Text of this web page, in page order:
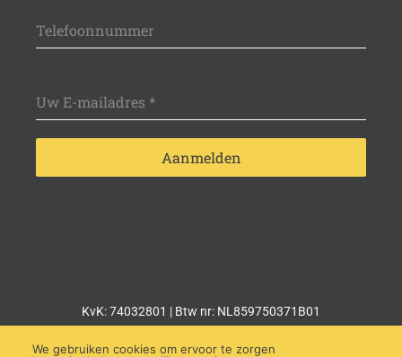
Telefoonnummer
Uw E-mailadres *
Aanmelden
KvK: 74032801 | Btw nr: NL859750371B01
Copyright © Lightsale 2026
We gebruiken cookies om ervoor te zorgen